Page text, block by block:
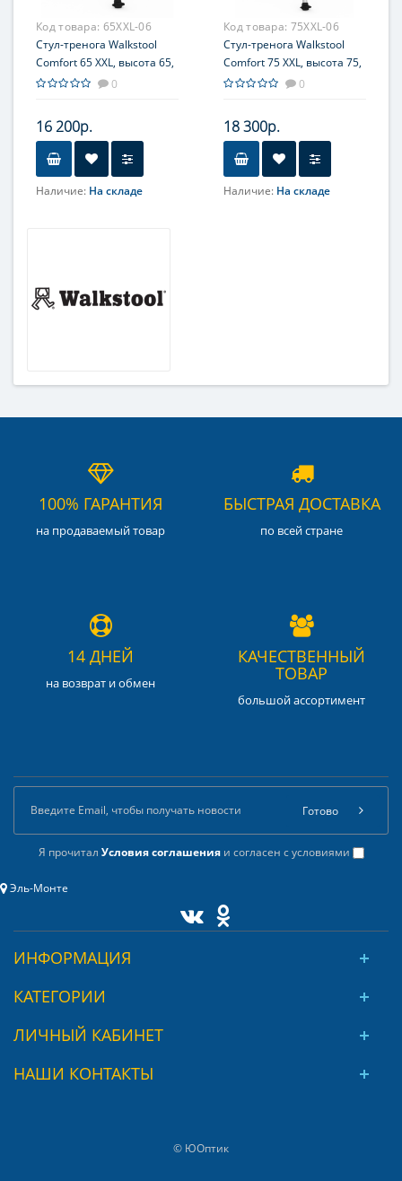
Код товара: 65XXL-06
Стул-тренога Walkstool
Comfort 65 XXL, высота 65,
сиденье XXL, пластик/
0
16 200р.
Наличие: На складе
Код товара: 75XXL-06
Стул-тренога Walkstool
Comfort 75 XXL, высота 75,
сиденье XXL, пластик/
0
18 300р.
Наличие: На складе
100% ГАРАНТИЯ
на продаваемый товар
БЫСТРАЯ ДОСТАВКА
по всей стране
14 ДНЕЙ
на возврат и обмен
КАЧЕСТВЕННЫЙ
ТОВАР
большой ассортимент
Я прочитал Условия соглашенияи согласен с условиями
Готово
Эль-Монте
ИНФОРМАЦИЯ
КАТЕГОРИИ
ЛИЧНЫЙ КАБИНЕТ
НАШИ КОНТАКТЫ
© ЮОптик